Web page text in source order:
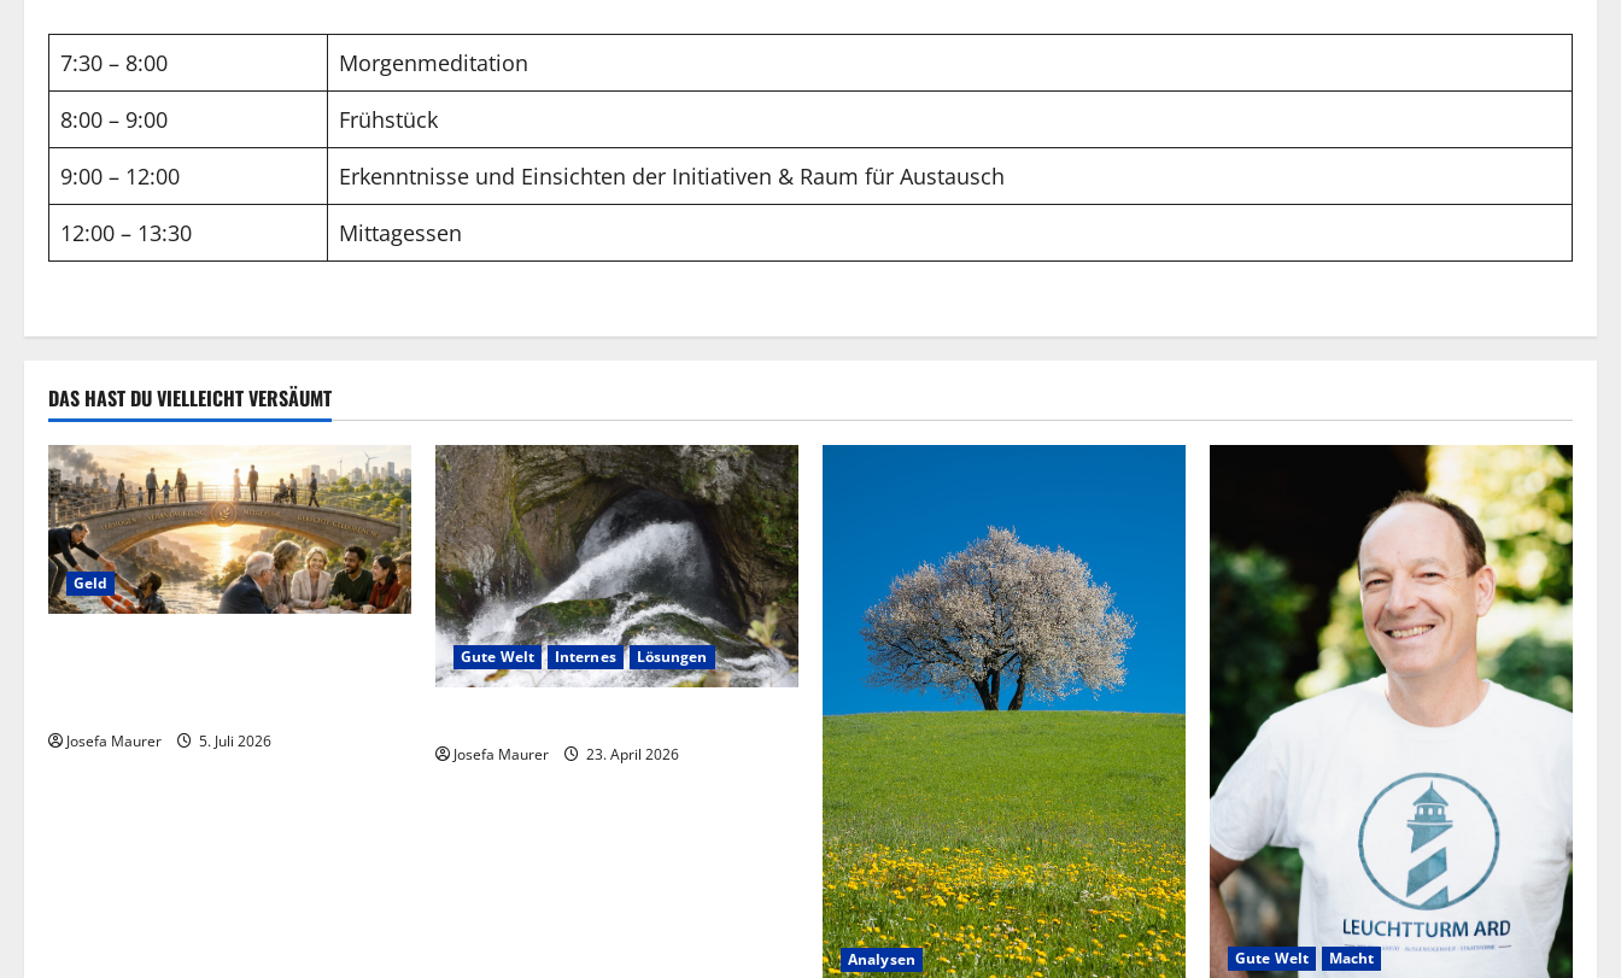
7:30 – 8:00
Morgenmeditation
8:00 – 9:00
Frühstück
9:00 – 12:00
Erkenntnisse und Einsichten der Initiativen & Raum für Austausch
12:00 – 13:30
Mittagessen
DAS HAST DU VIELLEICHT VERSÄUMT
Geld
Josefa Maurer 5. Juli 2026
Gute Welt Internes Lösungen
Josefa Maurer 23. April 2026
Analysen Gute Welt Macht